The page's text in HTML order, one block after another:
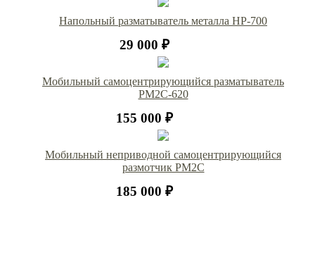
Напольный разматыватель металла HP-700
29 000 ₽
Мобильный самоцентрирующийся разматыватель
РМ2С-620
155 000 ₽
Мобильный неприводной самоцентрирующийся
размотчик РМ2С
185 000 ₽